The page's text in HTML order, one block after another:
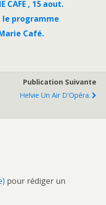
CAFE , 15 aout.
le programme
Café.
Publication Suivante
Helvie Un Air D'Opéra.
pour rédiger un